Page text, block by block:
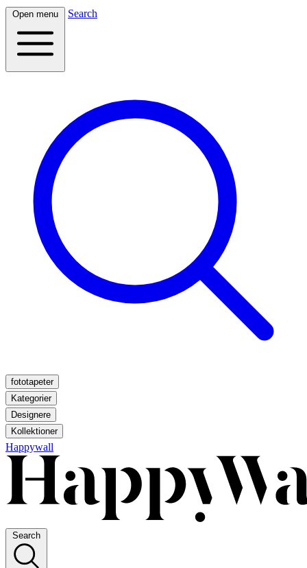
Open menu Search
fototapeter
Kategorier
Designere
Kollektioner
Happywall
Search